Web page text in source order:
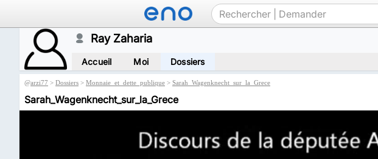
Ray Zaharia
Accueil Moi Dossiers
@arzi77 > Dossiers > Monnaie_et_dette_publique > Sarah_Wagenknecht_sur_la_Grece
Sarah_Wagenknecht_sur_la_Grece